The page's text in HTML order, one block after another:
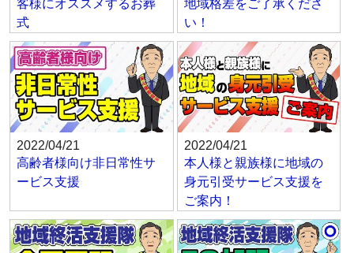
客様にオススメするお葬
式
地域格差をご了承くださ
い！
2022/04/21
高齢者様向け非日常性サ
ービス支援
2022/04/21
本人様と親族様に地域の
身元引受サービス支援を
ご案内！